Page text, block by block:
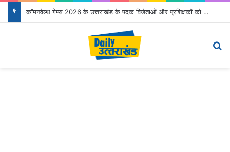
कॉमनवेल्थ गेम्स 2026 के उत्तराखंड के पदक विजेताओं और प्रशिक्षकों को मुख्यमंत्री धामी ने किया सम्मानित